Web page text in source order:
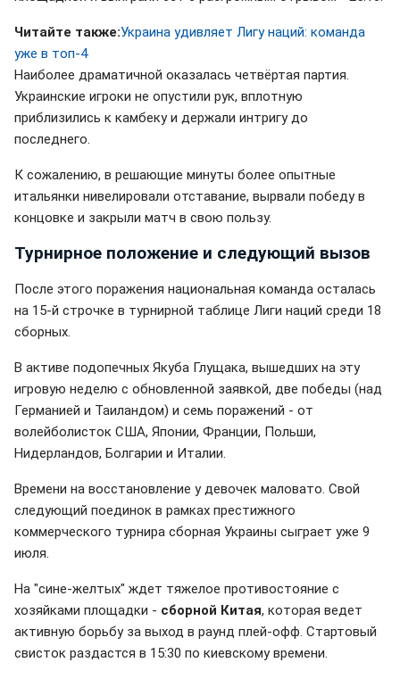
Читайте также:Украина удивляет Лигу наций: команда
уже в топ-4
Наиболее драматичной оказалась четвёртая партия.
Украинские игроки не опустили рук, вплотную
приблизились к камбеку и держали интригу до
последнего.
К сожалению, в решающие минуты более опытные
итальянки нивелировали отставание, вырвали победу в
концовке и закрыли матч в свою пользу.
Турнирное положение и следующий вызов
После этого поражения национальная команда осталась
на 15-й строчке в турнирной таблице Лиги наций среди 18
сборных.
В активе подопечных Якуба Глущака, вышедших на эту
игровую неделю с обновленной заявкой, две победы (над
Германией и Таиландом) и семь поражений - от
волейболисток США, Японии, Франции, Польши,
Нидерландов, Болгарии и Италии.
Времени на восстановление у девочек маловато. Свой
следующий поединок в рамках престижного
коммерческого турнира сборная Украины сыграет уже 9
июля.
На "сине-желтых" ждет тяжелое противостояние с
хозяйками площадки - сборной Китая, которая ведет
активную борьбу за выход в раунд плей-офф. Стартовый
свисток раздастся в 15:30 по киевскому времени.